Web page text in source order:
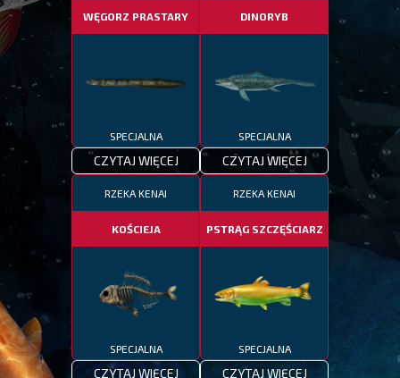
WĘGORZ PRASTARY
SPECJALNA
CZYTAJ WIĘCEJ
DINORYB
SPECJALNA
CZYTAJ WIĘCEJ
RZEKA KENAI
KOŚCIEJA
SPECJALNA
CZYTAJ WIĘCEJ
RZEKA KENAI
PSTRĄG SZCZĘŚCIARZ
SPECJALNA
CZYTAJ WIĘCEJ